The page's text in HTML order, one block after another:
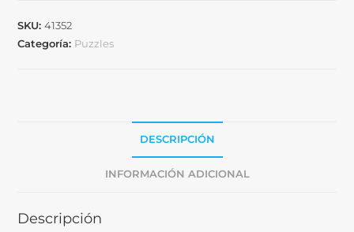
SKU:41352
Categoría: Puzzles
DESCRIPCIÓN
INFORMACIÓN ADICIONAL
Descripción